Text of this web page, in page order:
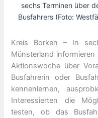
sechs Terminen über
Busfahrers (Foto:
Kreis Borken – In
Münsterland
Aktionswoche über
Busfahrerin oder
kennenlernen,
Interessierten die
testen, ob das